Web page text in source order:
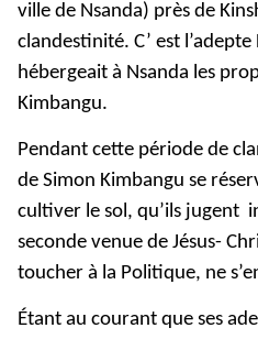
ville de Nsanda) près de
clandestinité. C’ est
hébergeait à Nsanda les
Kimbangu.
Pendant cette période de
de Simon Kimbangu se
cultiver le sol, qu’ils jugent
seconde venue de Jésus-
toucher à la Politique, ne
Étant au courant que ses